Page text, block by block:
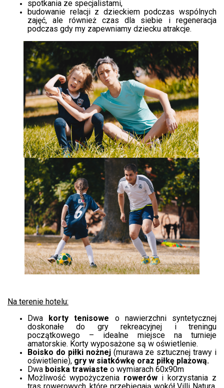
spotkania ze specjalistami,
budowanie relacji z dzieckiem podczas wspólnych
zajęć, ale również czas dla siebie i regeneracja
podczas gdy my zapewniamy dziecku atrakcje.
Na terenie hotelu:
Dwa korty tenisowe o nawierzchni syntetycznej
doskonałe do gry rekreacyjnej i treningu
początkowego – idealne miejsce na turnieje
amatorskie. Korty wyposażone są w oświetlenie.
Boisko do piłki nożnej(murawa ze sztucznej trawy i
oświetlenie), gry w siatkówkę oraz piłkę plażową.
Dwa boiska trawiaste o wymiarach 60x90m
Możliwość wypożyczenia rowerów i korzystania z